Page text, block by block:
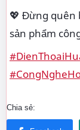
💖 Đừng quên
sản phẩm